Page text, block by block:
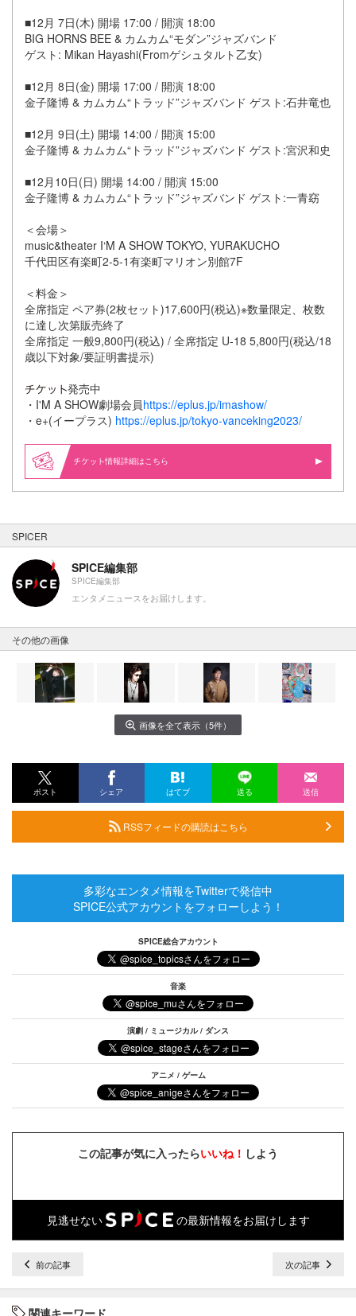
■12月 7日(木) 開場 17:00 / 開演 18:00
BIG HORNS BEE & カムカム“モダン”ジャズバンド
ゲスト: Mikan Hayashi(Fromゲシュタルト乙女)
■12月 8日(金) 開場 17:00 / 開演 18:00
金子隆博 & カムカム“トラッド”ジャズバンド ゲスト:石井竜也
■12月 9日(土) 開場 14:00 / 開演 15:00
金子隆博 & カムカム“トラッド”ジャズバンド ゲスト:宮沢和史
■12月10日(日) 開場 14:00 / 開演 15:00
金子隆博 & カムカム“トラッド”ジャズバンド ゲスト:一青窈
＜会場＞
music&theater I‘M A SHOW TOKYO, YURAKUCHO
千代田区有楽町2-5-1有楽町マリオン別館7F
＜料金＞
全席指定 ペア券(2枚セット)17,600円(税込)※数量限定、枚数
に達し次第販売終了
全席指定 一般9,800円(税込) / 全席指定 U-18 5,800円(税込/18
歳以下対象/要証明書提示)
発売中
・I'M A SHOW劇場会員https://eplus.jp/imashow/
・e+(イープラス) https://eplus.jp/tokyo-vanceking2023/
情報詳細はこちら
SPICER
SPICE編集部
SPICE編集部
エンタメニュースをお届けします。
その他の画像
画像を全て表示（5件）
ポスト シェア はてブ 送る 送信
RSSフィードの購読はこちら
多彩なエンタメ情報をTwitterで発信中
SPICE公式アカウントをフォローしよう！
SPICE総合アカウント
音楽
演劇 / ミュージカル / ダンス
アニメ / ゲーム
この記事が気に入ったらいいね！ しよう
見逃せない の最新情報をお届けします
前の記事 次の記事